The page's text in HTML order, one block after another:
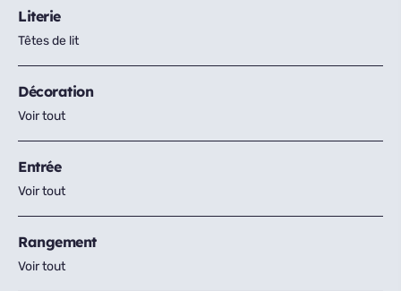
Literie
Têtes de lit
Décoration
Voir tout
Entrée
Voir tout
Rangement
Voir tout